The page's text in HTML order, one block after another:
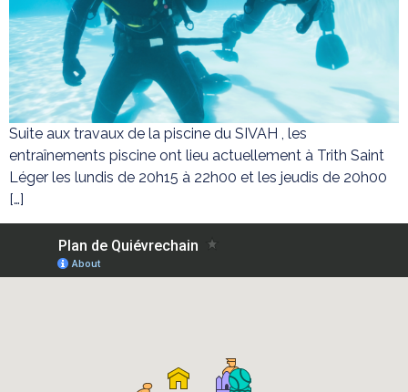
Suite aux travaux de la piscine du SIVAH , les
entraînements piscine ont lieu actuellement à Trith Saint
Léger les lundis de 20h15 à 22h00 et les jeudis de 20h00
[…]